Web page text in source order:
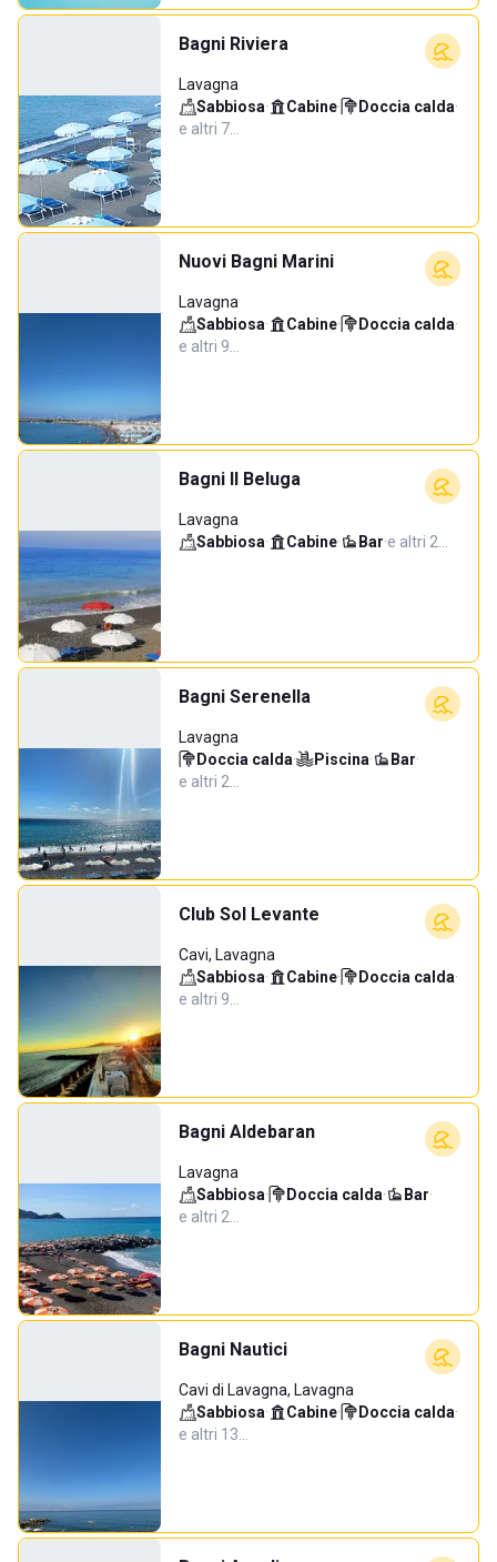
Bagni Riviera
Lavagna
Sabbiosa· Cabine· Doccia calda·
e altri 7…
Nuovi Bagni Marini
Lavagna
Sabbiosa· Cabine· Doccia calda·
e altri 9…
Bagni Il Beluga
Lavagna
Sabbiosa· Cabine· Bar·e altri 2…
Bagni Serenella
Lavagna
Doccia calda· Piscina· Bar·
e altri 2…
Club Sol Levante
Cavi, Lavagna
Sabbiosa· Cabine· Doccia calda·
e altri 9…
Bagni Aldebaran
Lavagna
Sabbiosa· Doccia calda· Bar·
e altri 2…
Bagni Nautici
Cavi di Lavagna, Lavagna
Sabbiosa· Cabine· Doccia calda·
e altri 13…